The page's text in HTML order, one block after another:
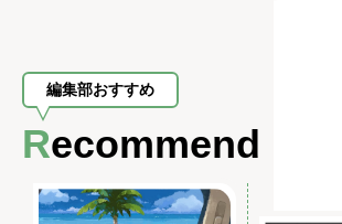
編集部おすすめ
Recommend